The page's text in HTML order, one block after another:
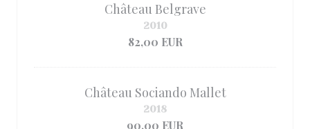
Château Belgrave
82,00 EUR
2010
Château Sociando Mallet
90,00 EUR
2018